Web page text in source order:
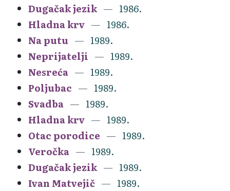
Dugačak jezik
1986.
Hladna krv
1986.
Na putu
1989.
Neprijatelji
1989.
Nesreća
1989.
Poljubac
1989.
Svadba
1989.
Hladna krv
1989.
Otac porodice
1989.
Veročka
1989.
Dugačak jezik
1989.
Ivan Matvejič
1989.